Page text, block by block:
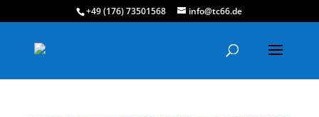
+49 (176) 73501568 info@tc66.de